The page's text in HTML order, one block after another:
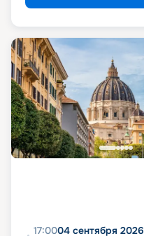
17:0004 сентября 2026